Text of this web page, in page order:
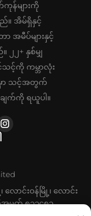
န်များကို
ည်။ အိမ်ရှိနှင့်
အမီပ်များနှင့်
၂၂+ နှစ်မျှ
ကို ကမ္ဘာလုံး
ာ သင့်အတွက်
ချက်ကို ရယူပါ။
လောင်းဝန်မြို့၊ လောင်း
မှတ် ၅၁၁၄၈၃